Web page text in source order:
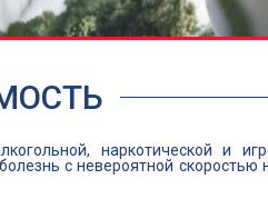
наркотической и
с невероятной